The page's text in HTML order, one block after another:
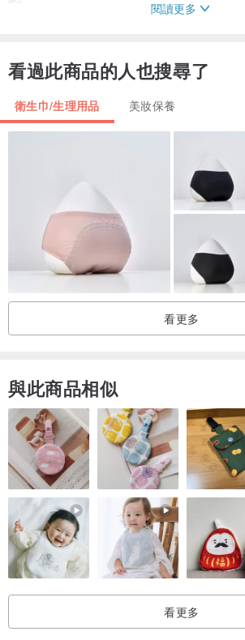
◦ 5.3 cm; Ø 4 cm; 20 ml
◦ 德國設計德國製造
◦ 在適當的保養下使用期可長達十年
子宮頸的位置會因為經期而下降，所以月經時
低。子宮頸是緊緻的環狀肌肉，協助經血由子
點像鼻尖的肉。觸摸子宮頸前，請先清洗雙手
陰道，如果大概兩節手指深度便輕鬆地摸到子
頸的一群。如果大概三節手指深度才摸到或摸
高子宮頸。
如何更容易將月經杯放入陰道？
先去小便，別讓膀胱擠壓到陰道空間。使用適
力往內推，如果月經杯緊貼子宮頸，可能導致
子宮頸下方，並且用手指輕輕確認月經杯完全
閱讀更多
看過此商品的人也搜尋了
衛生巾/生理用品 美妝保養
看更多
與此商品相似
看更多